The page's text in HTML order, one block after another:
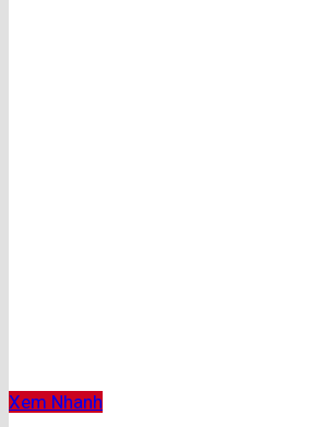
Xem Nhanh